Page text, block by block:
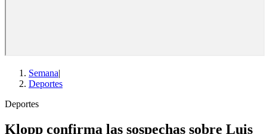
Semana|
Deportes
Deportes
Klopp confirma las sospechas sobre Luis